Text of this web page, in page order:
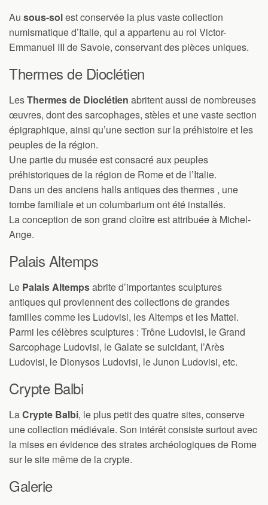
Au sous-solest conservée la plus vaste collection
numismatique d’Italie, qui a appartenu au roi Victor-
Emmanuel III de Savoie, conservant des pièces uniques.
Thermes de Dioclétien
LesThermes de Dioclétien abritent aussi de nombreuses
œuvres, dont des sarcophages, stèles et une vaste section
épigraphique, ainsi qu’une section sur la préhistoire et les
peuples de la région.
Une partie du musée est consacré aux peuples
préhistoriques de la région de Rome et de l’Italie.
Dans un des anciens halls antiques des thermes , une
tombe familiale et un columbarium ont été installés.
La conception de son grand cloître est attribuée à Michel-
Ange.
Palais Altemps
Le Palais Altempsabrite d’importantes sculptures
antiques qui proviennent des collections de grandes
familles comme les Ludovisi, les Altemps et les Mattei.
Parmi les célèbres sculptures : Trône Ludovisi, le Grand
Sarcophage Ludovisi, le Galate se suicidant, l’Arès
Ludovisi, le Dionysos Ludovisi, le Junon Ludovisi, etc.
Crypte Balbi
LaCrypte Balbi, le plus petit des quatre sites, conserve
une collection médiévale. Son intérêt consiste surtout avec
la mises en évidence des strates archéologiques de Rome
sur le site même de la crypte.
Galerie